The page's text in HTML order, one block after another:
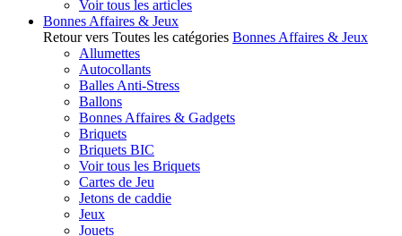
Voir tous les articles
Bonnes Affaires & Jeux
Retour vers Toutes les catégories Bonnes Affaires & Jeux
Allumettes
Autocollants
Balles Anti-Stress
Ballons
Bonnes Affaires & Gadgets
Briquets
Briquets BIC
Voir tous les Briquets
Cartes de Jeu
Jetons de caddie
Jeux
Jouets